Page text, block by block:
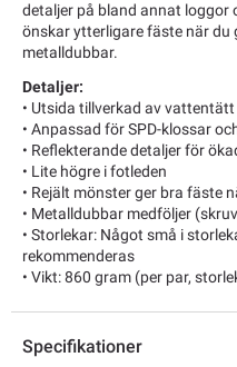
detaljer på bland annat loggor
önskar ytterligare fäste när du
metalldubbar.
Detaljer:
• Utsida tillverkad av
• Anpassad för SPD-klossar
• Reflekterande detaljer för
• Lite högre i fotleden
• Rejält mönster ger bra fäste
• Metalldubbar medföljer
• Storlekar: Något små i
rekommenderas
• Vikt: 860 gram (per par,
Specifikationer